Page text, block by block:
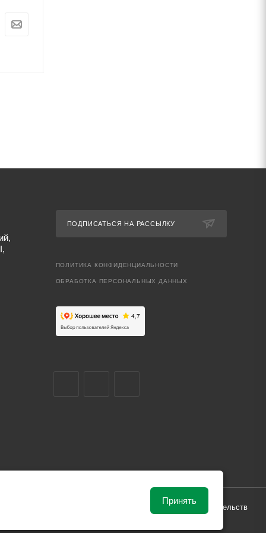
ПОДПИСАТЬСЯ НА РАССЫЛКУ
ПОЛИТИКА КОНФИДЕНЦИАЛЬНОСТИ
ОБРАБОТКА ПЕРСОНАЛЬНЫХ ДАННЫХ
от рыночной ситуации и не влекут за собой обязательств
Принять